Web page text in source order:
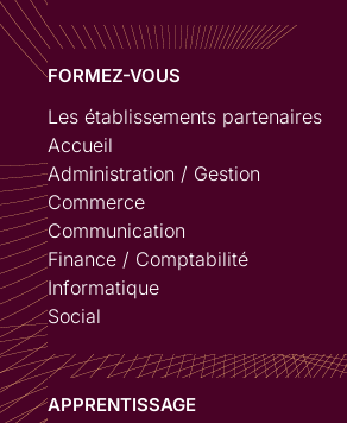
FORMEZ-VOUS
Les établissements partenaires
Accueil
Administration / Gestion
Commerce
Communication
Finance / Comptabilité
Informatique
Social
APPRENTISSAGE